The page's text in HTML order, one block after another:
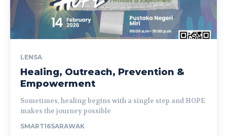
LENSA
Healing, Outreach, Prevention &
Empowerment
Sometimes, healing begins with a single step and HOPE
makes the journey possible
SMART16SARAWAK